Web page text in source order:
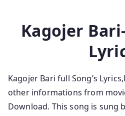
Kagojer
Kagojer Bari full Song’s
other informations from
Download. This song is sung